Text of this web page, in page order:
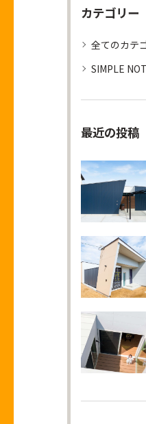
カテゴリー
全てのカテ
SIMPLE
最近の投稿